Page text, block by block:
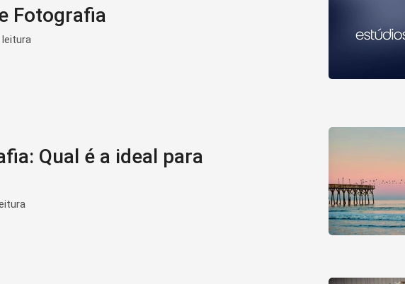
Fotografia
leitura
Qual é a ideal para